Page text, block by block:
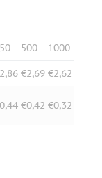
500 1000
€2,69 €2,62
€0,42 €0,32